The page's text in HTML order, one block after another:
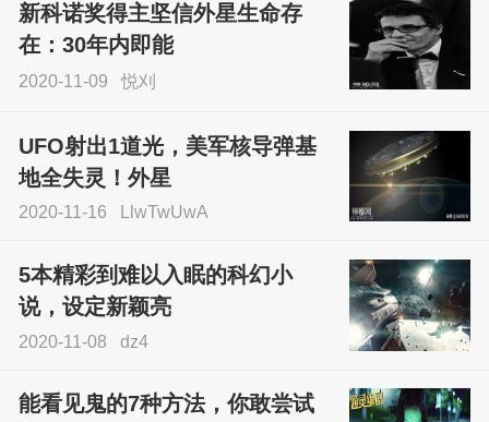
sskfn
新科诺奖得主坚信外星生命存
在：30年内即能
2020-11-09 悦刈
UFO射出1道光，美军核导弹基
地全失灵！外星
2020-11-16 LlwTwUwA
5本精彩到难以入眠的科幻小
说，设定新颖亮
2020-11-08 dz4
能看见鬼的7种方法，你敢尝试